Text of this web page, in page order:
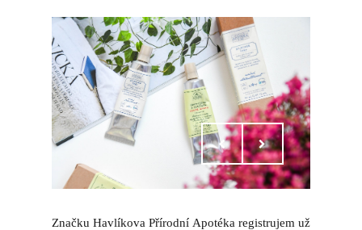
Značku Havlíkova Přírodní Apotéka registrujem už